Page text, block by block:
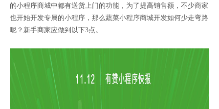
的小程序商城中都有送货上门的功能，为了提高销售额，不少商家
也开始开发专属的小程序，那么蔬菜小程序商城开发如何少走弯路
呢？新手商家应做到以下3点。